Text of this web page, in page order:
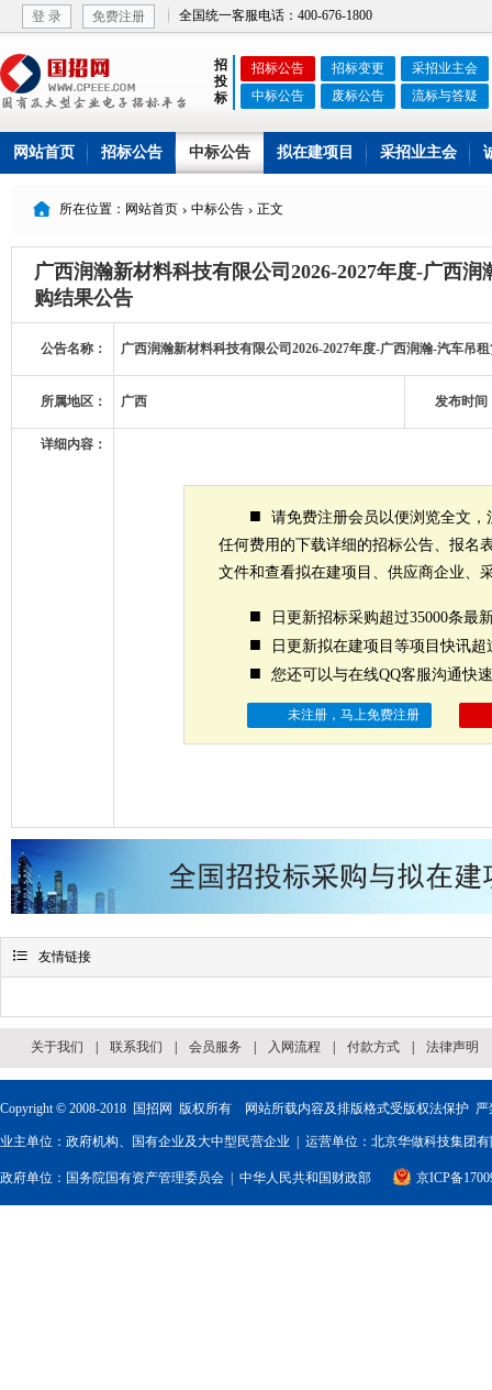
登 录 免费注册 全国统一客服电话：400-676-1800
招
投
标
招标公告 招标变更
采招业主会
中标公告
废标公告 流标与答疑
网站首页 招标公告 中标公告 拟在建项目 采招业主会
 所在位置：网站首页  中标公告  正文
广西润瀚新材料科技有限公司2026-2027年度-广西
购结果公告
公告名称： 广西润瀚新材料科技有限公司2026-2027年度-广西润瀚-汽车吊
所属地区： 广西 发布时间
详细内容：
■
请免费注册会员以便浏览全文
任何费用的下载详细的招标公告、报名
文件和查看拟在建项目、供应商企业、
■ 日更新招标采购超过35000条最
■ 日更新拟在建项目等项目快讯超
■ 您还可以与在线QQ客服沟通快
未注册，马上免费注册
 友情链接
关于我们 联系我们 会员服务 入网流程 付款方式 法律声明
Copyright © 2008-2018 国招网 版权所有 网站所载内容及排版格式受版权法保护 严
业主单位：政府机构、国有企业及大中型民营企业 | 运营单位：北京华做科技集团
政府单位： 国务院国有资产管理委员会 中华人民共和国财政部 京ICP备